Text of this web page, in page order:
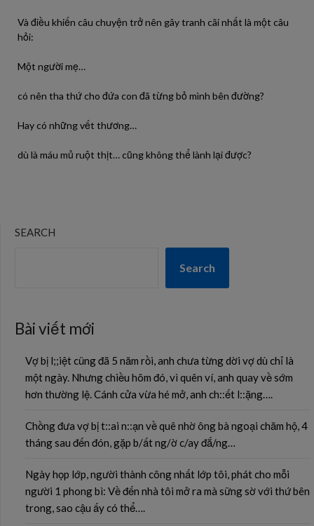
Và điều khiến câu chuyện trở nên gây tranh cãi nhất là một câu
hỏi:
Một người mẹ…
có nên tha thứ cho đứa con đã từng bỏ mình bên đường?
Hay có những vết thương…
dù là máu mủ ruột thịt… cũng không thể lành lại được?
SEARCH
Search
Bài viết mới
Vợ bị l;;iệt cũng đã 5 năm rồi, anh chưa từng dời vợ dù chỉ là
một ngày. Nhưng chiều hôm đó, vì quên ví, anh quay về sớm
hơn thường lệ. Cánh cửa vừa hé mở, anh ch::ết l::ặng….
Chồng đưa vợ bị t::ai n::ạn về quê nhờ ông bà ngoại chăm hộ, 4
tháng sau đến đón, gặp b/ất ng/ờ c/ay đắ/ng…
Ngày họp lớp, người thành công nhất lớp tôi, phát cho mỗi
người 1 phong bì: Về đến nhà tôi mở ra mà sững sờ với thứ bên
trong, sao cậu ấy có thể….